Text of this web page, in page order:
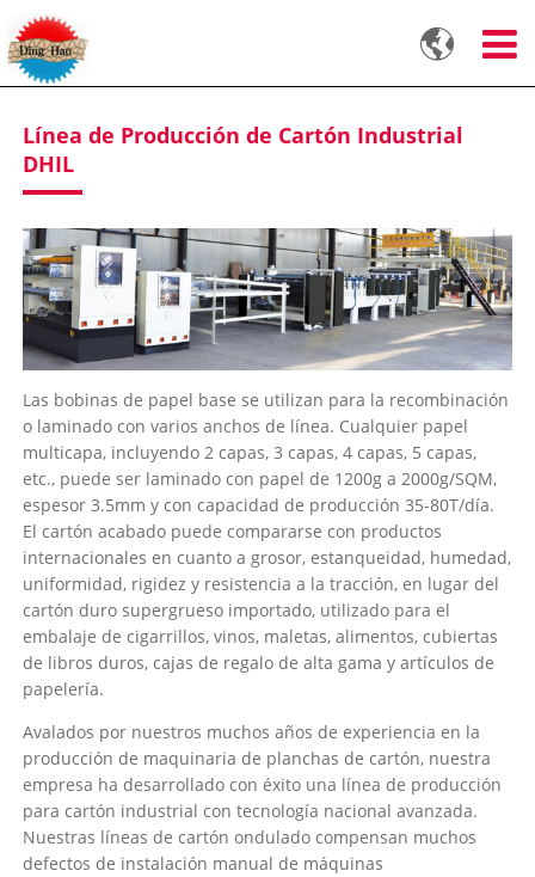

Línea de Producción de Cartón Industrial
DHIL
Las bobinas de papel base se utilizan para la recombinación
o laminado con varios anchos de línea. Cualquier papel
multicapa, incluyendo 2 capas, 3 capas, 4 capas, 5 capas,
etc., puede ser laminado con papel de 1200g a 2000g/SQM,
espesor 3.5mm y con capacidad de producción 35-80T/día.
El cartón acabado puede compararse con productos
internacionales en cuanto a grosor, estanqueidad, humedad,
uniformidad, rigidez y resistencia a la tracción, en lugar del
cartón duro supergrueso importado, utilizado para el
embalaje de cigarrillos, vinos, maletas, alimentos, cubiertas
de libros duros, cajas de regalo de alta gama y artículos de
papelería.
Avalados por nuestros muchos años de experiencia en la
producción de maquinaria de planchas de cartón, nuestra
empresa ha desarrollado con éxito una línea de producción
para cartón industrial con tecnología nacional avanzada.
Nuestras líneas de cartón ondulado compensan muchos
defectos de instalación manual de máquinas